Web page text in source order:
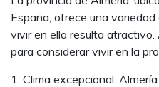
PUEBLO INDALO-
España, ofrece una
vivir en ella resulta
para considerar vivir en la
1. Clima excepcional: